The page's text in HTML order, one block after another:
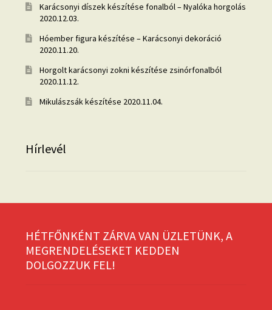
Karácsonyi díszek készítése fonalból – Nyalóka horgolás
2020.12.03.
Hóember figura készítése – Karácsonyi dekoráció
2020.11.20.
Horgolt karácsonyi zokni készítése zsinórfonalból
2020.11.12.
Mikulászsák készítése 2020.11.04.
Hírlevél
HÉTFŐNKÉNT ZÁRVA VAN ÜZLETÜNK, A
MEGRENDELÉSEKET KEDDEN
DOLGOZZUK FEL!